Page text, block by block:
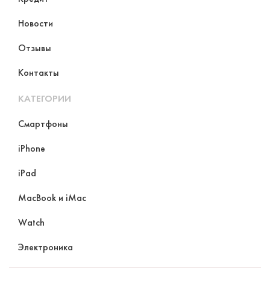
Новости
Отзывы
Контакты
КАТЕГОРИИ
Смартфоны
iPhone
iPad
MacBook и iMac
Watch
Электроника